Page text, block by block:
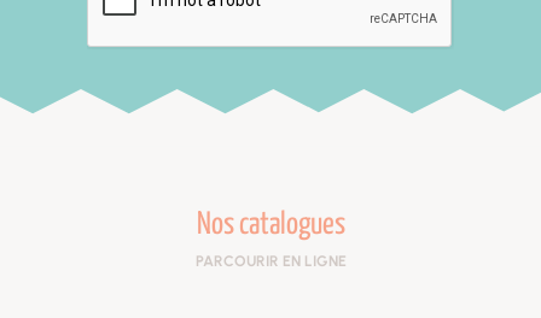
Nos catalogues
PARCOURIR EN LIGNE